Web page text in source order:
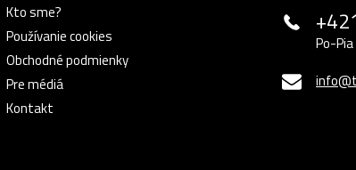
Kto sme?
Používanie cookies
Obchodné podmienky
Pre médiá
Kontakt
Po-